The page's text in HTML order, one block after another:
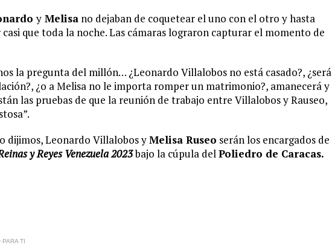
y Melisa no dejaban de coquetear el uno con el otro y hasta
que toda la noche. Las cámaras lograron capturar el momento de
la pregunta del millón… ¿Leonardo Villalobos no está casado?, ¿será
¿o a Melisa no le importa romper un matrimonio?, amanecerá y
las pruebas de que la reunión de trabajo entre Villalobos y Rauseo,
dijimos, Leonardo Villalobos yMelisa Ruseo serán los encargados de
y Reyes Venezuela 2023bajo la cúpula delPoliedro de Caracas.
PARA TI